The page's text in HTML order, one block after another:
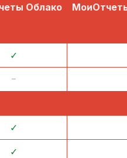
Облако
✓
᠆
✓
✓